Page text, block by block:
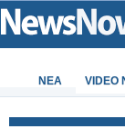
ΝΕΑ VIDEO